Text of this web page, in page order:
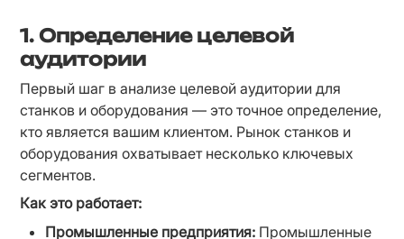
1. Определение целевой
аудитории
Первый шаг в анализе целевой аудитории для
станков и оборудования — это точное определение,
кто является вашим клиентом. Рынок станков и
оборудования охватывает несколько ключевых
сегментов.
Как это работает:
Промышленные предприятия: Промышленные